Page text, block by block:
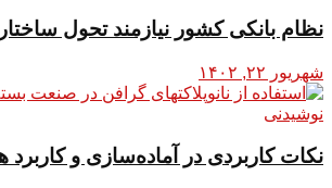
نظام بانکی کشور نیازمند تحول
شهریور ۲۲, ۱۴۰۲
نکات کاربردی در آماده‌سازی و کاربرد